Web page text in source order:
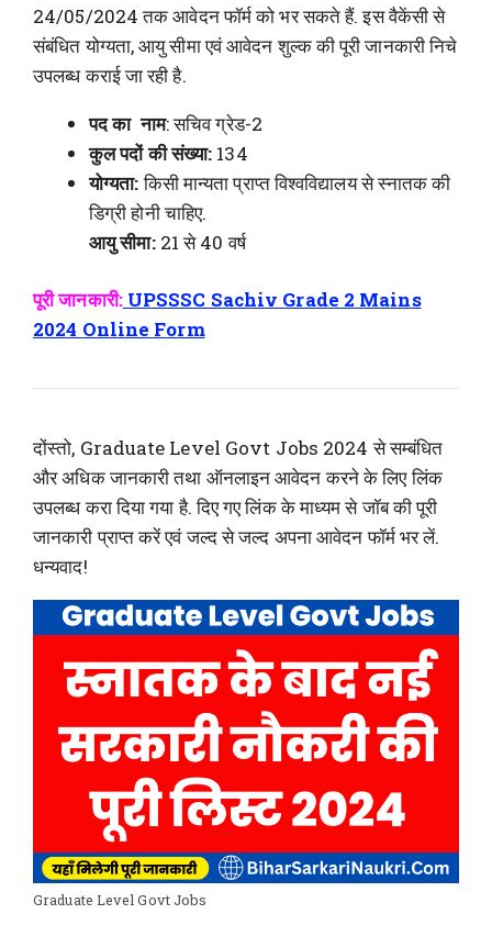
24/05/2024 तक आवेदन फॉर्म को भर सकते हैं. इस वैकेंसी से
संबंधित योग्यता, आयु सीमा एवं आवेदन शुल्क की पूरी जानकारी निचे
उपलब्ध कराई जा रही है.
पद का नाम: सचिव ग्रेड-2
कुल पदों की संख्या: 134
योग्यता:किसी मान्यता प्राप्त विश्वविद्यालय से स्नातक की
डिग्री होनी चाहिए.
आयु सीमा: 21 से 40 वर्ष
पूरी जानकारी:UPSSSC Sachiv Grade 2 Mains
2024 Online Form
दोंस्तो, Graduate Level Govt Jobs 2024 से सम्बंधित
और अधिक जानकारी तथा ऑनलाइन आवेदन करने के लिए लिंक
उपलब्ध करा दिया गया है. दिए गए लिंक के माध्यम से जॉब की पूरी
जानकारी प्राप्त करें एवं जल्द से जल्द अपना आवेदन फॉर्म भर लें.
धन्यवाद!
Graduate Level Govt Jobs